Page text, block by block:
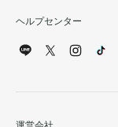
ヘルプセンター